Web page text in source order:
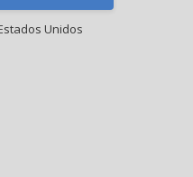
Unidos